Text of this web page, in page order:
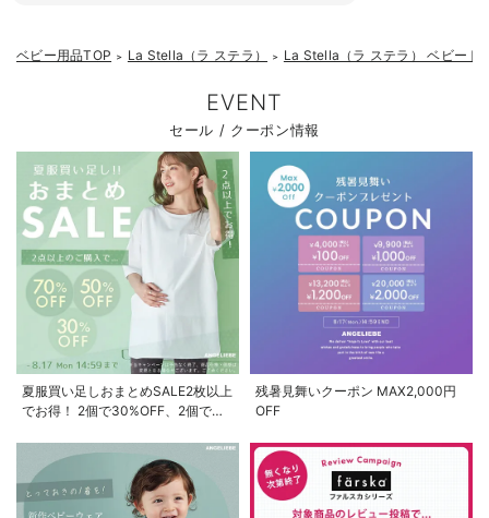
ベビー用品TOP ＞ La Stella（ラ ステラ） ＞ La Stella（ラ ステラ） ベビート
EVENT
セール / クーポン情報
夏服買い足しおまとめSALE2枚以上
でお得！ 2個で30%OFF、2個で
残暑見舞いクーポン MAX2,000円
OFF